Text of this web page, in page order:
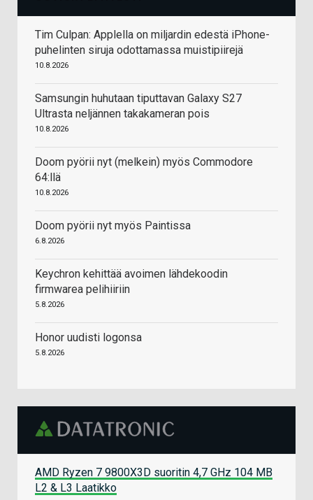
Tim Culpan: Applella on miljardin edestä iPhone-
puhelinten siruja odottamassa muistipiirejä
10.8.2026
Samsungin huhutaan tiputtavan Galaxy S27
Ultrasta neljännen takakameran pois
10.8.2026
Doom pyörii nyt (melkein) myös Commodore
64:llä
10.8.2026
Doom pyörii nyt myös Paintissa
6.8.2026
Keychron kehittää avoimen lähdekoodin
firmwarea pelihiiriin
5.8.2026
Honor uudisti logonsa
5.8.2026
AMD Ryzen 7 9800X3D suoritin 4,7 GHz 104 MB
L2 & L3 Laatikko